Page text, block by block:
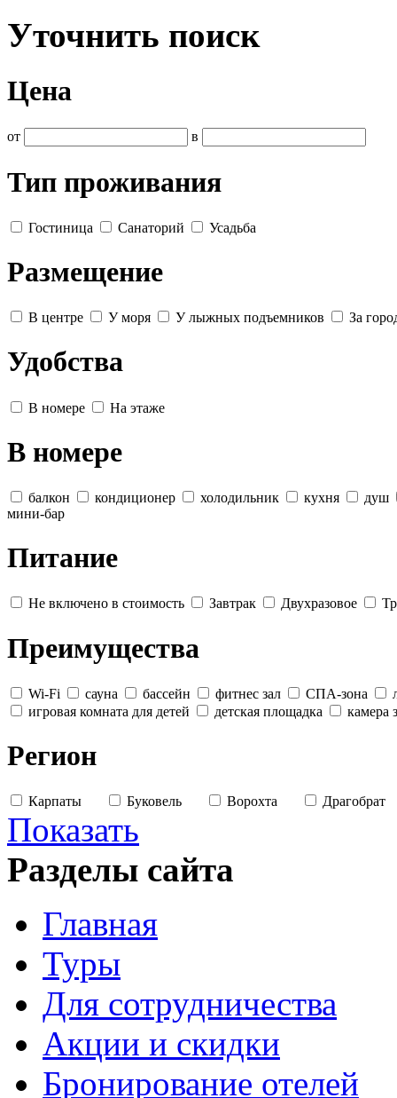
Уточнить поиск
Цена
от в
Тип проживания
Гостиница Санаторий Усадьба
Размещение
В центре У моря У лыжных подъемников За
Удобства
В номере На этаже
В номере
балкон кондиционер холодильник кухня
душ
мини-бар
Питание
Не включено в стоимость Завтрак Двухразовое
Преимущества
Wi-Fi сауна бассейн фитнес зал СПА-зона
игровая комната для детей
детская площадка камера
Регион
Карпаты Буковель Ворохта Драгобрат
Показать
Разделы сайта
Главная
Туры
Для сотрудничества
Акции и скидки
Бронирование отелей